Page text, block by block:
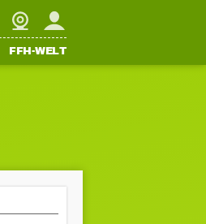
WebcamMein FFH
FFH-WELT